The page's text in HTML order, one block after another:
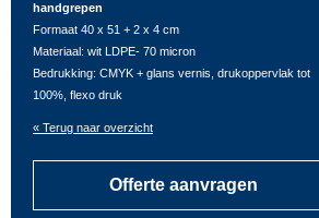
handgrepen
Formaat 40 x 51 + 2 x 4 cm
Materiaal: wit LDPE- 70 micron
Bedrukking: CMYK + glans vernis, drukoppervlak tot
100%, flexo druk
« Terug naar overzicht
Offerte aanvragen